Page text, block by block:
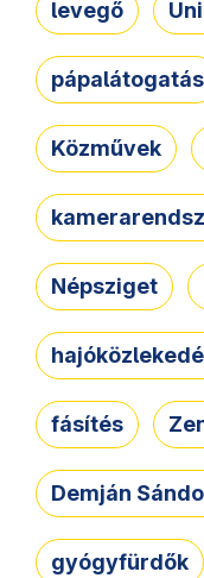
levegő
pápalátogatás
Közművek
Népsziget
fásítés
Demján
gyógyfürdők